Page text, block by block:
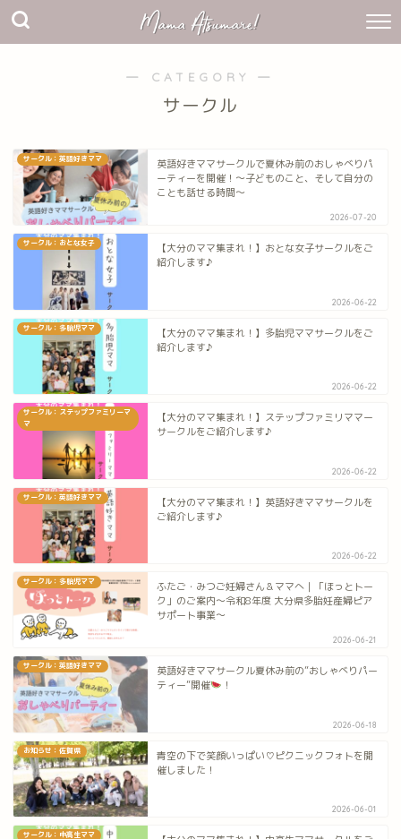
― CATEGORY ―
サークル
サークル：英語好きママ
英語好きママサークルで夏休み前のおしゃべりパ
ーティーを開催！～子どものこと、そして自分の
ことも話せる時間～
2026-07-20
サークル：おとな女子
【大分のママ集まれ！】おとな女子サークルをご
紹介します♪
2026-06-22
サークル：多胎児ママ
【大分のママ集まれ！】多胎児ママサークルをご
紹介します♪
2026-06-22
サークル：ステップファミリーマ
マ
【大分のママ集まれ！】ステップファミリママー
サークルをご紹介します♪
2026-06-22
サークル：英語好きママ
【大分のママ集まれ！】英語好きママサークルを
ご紹介します♪
2026-06-22
サークル：多胎児ママ
ふたご・みつご妊婦さん＆ママへ｜「ほっとトー
ク」のご案内～令和8年度 大分県多胎妊産婦ピア
サポート事業～
2026-06-21
サークル：英語好きママ
英語好きママサークル夏休み前の”おしゃべりパー
ティー”開催
！
2026-06-18
お知らせ：佐賀県
青空の下で笑顔いっぱい♡ピクニックフォトを開
催しました！
2026-06-01
サークル：中高生ママ